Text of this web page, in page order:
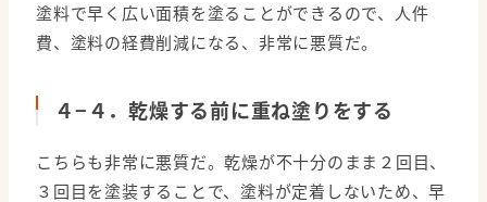
塗料で早く広い面積を塗ることができるので、人件
費、塗料の経費削減になる、非常に悪質だ。
４−４．乾燥する前に重ね塗りをする
こちらも非常に悪質だ。乾燥が不十分のまま２回目、
３回目を塗装することで、塗料が定着しないため、早